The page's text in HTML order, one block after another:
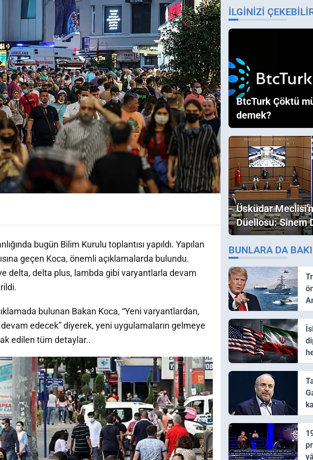
bugün Bilim Kurulu toplantısı yapıldı. Yapılan
geçen Koca, önemli açıklamalarda bulundu.
delta, delta plus, lambda gibi varyantlarla devam
bulunan Bakan Koca, “Yeni varyantlardan,
edecek” diyerek, yeni uygulamaların gelmeye
edilen tüm detaylar..
İLGINIZI
BtcTurk Çöktü
demek?
Üsküdar
Düellosu: Sinem
Ezber Bozan
"İmamoğlu"
BUNLARA DA